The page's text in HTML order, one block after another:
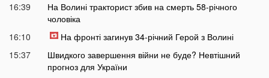
16:39
На Волині тракторист збив на смерть 58-річного
чоловіка
16:10
На фронті загинув 34-річний Герой з Волині
15:37
Швидкого завершення війни не буде? Невтішний
прогноз для України